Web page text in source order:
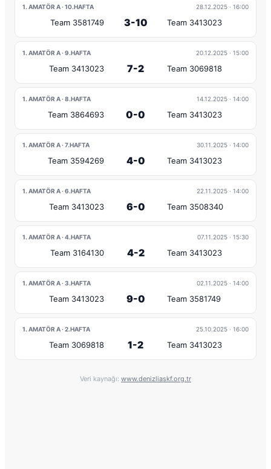
1. AMATÖR A · 10.HAFTA 28.12.2025 · 16:00
Team 3581749 3-10 Team 3413023
1. AMATÖR A · 9.HAFTA 20.12.2025 · 15:00
Team 3413023 7-2 Team 3069818
1. AMATÖR A · 8.HAFTA 14.12.2025 · 14:00
Team 3864693 0-0 Team 3413023
1. AMATÖR A · 7.HAFTA 30.11.2025 · 14:00
Team 3594269 4-0 Team 3413023
1. AMATÖR A · 6.HAFTA 22.11.2025 · 14:00
Team 3413023 6-0 Team 3508340
1. AMATÖR A · 4.HAFTA 07.11.2025 · 15:30
Team 3164130 4-2 Team 3413023
1. AMATÖR A · 3.HAFTA 02.11.2025 · 14:00
Team 3413023 9-0 Team 3581749
1. AMATÖR A · 2.HAFTA 25.10.2025 · 16:00
Team 3069818 1-2 Team 3413023
Veri kaynağı: www.denizliaskf.org.tr